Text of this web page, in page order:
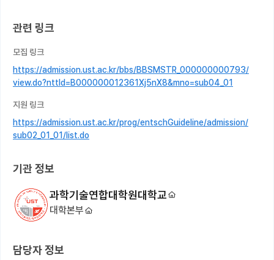
관련 링크
모집 링크
https://admission.ust.ac.kr/bbs/BBSMSTR_000000000793/
view.do?nttId=B000000012361Xj5nX8&mno=sub04_01
지원 링크
https://admission.ust.ac.kr/prog/entschGuideline/admission/
sub02_01_01/list.do
기관 정보
과학기술연합대학원대학교
대학본부
담당자 정보